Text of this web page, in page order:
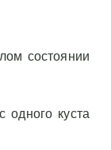
состоянии
одного куста